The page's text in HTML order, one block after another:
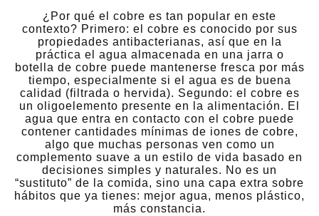
¿Por qué el cobre es tan popular en este
contexto? Primero: el cobre es conocido por sus
propiedades antibacterianas, así que en la
práctica el agua almacenada en una jarra o
botella de cobre puede mantenerse fresca por más
tiempo, especialmente si el agua es de buena
calidad (filtrada o hervida). Segundo: el cobre es
un oligoelemento presente en la alimentación. El
agua que entra en contacto con el cobre puede
contener cantidades mínimas de iones de cobre,
algo que muchas personas ven como un
complemento suave a un estilo de vida basado en
decisiones simples y naturales. No es un
“sustituto” de la comida, sino una capa extra sobre
hábitos que ya tienes: mejor agua, menos plástico,
más constancia.